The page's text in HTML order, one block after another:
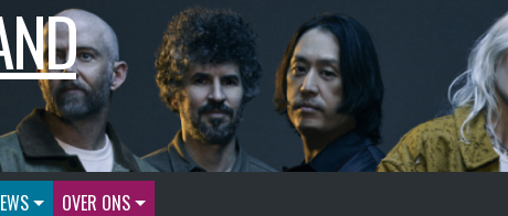
OVER ONS